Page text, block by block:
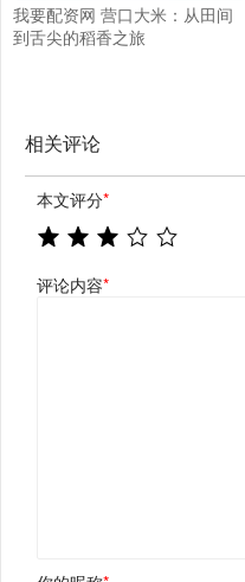
我要配资网 营口大米：从田间
到舌尖的稻香之旅
相关评论
本文评分*
评论内容*